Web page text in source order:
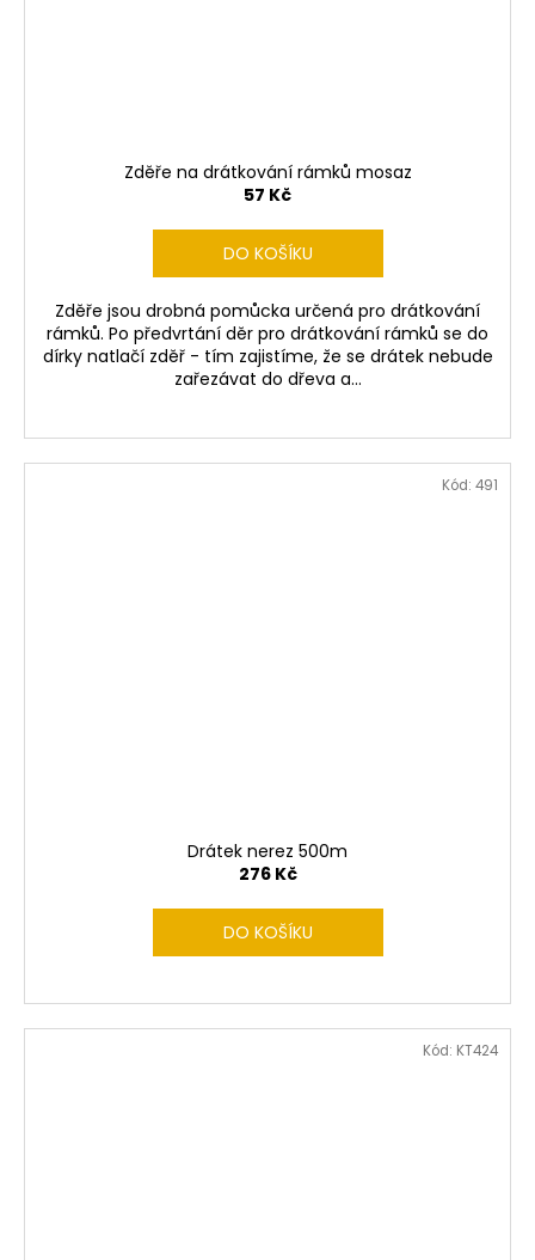
Zděře na drátkování rámků mosaz
57 Kč
DO KOŠÍKU
Zděře jsou drobná pomůcka určená pro drátkování
rámků. Po předvrtání děr pro drátkování rámků se do
dírky natlačí zděř - tím zajistíme, že se drátek nebude
zařezávat do dřeva a...
Drátek nerez 500m
276 Kč
DO KOŠÍKU
Kód: 491
Kód: KT424